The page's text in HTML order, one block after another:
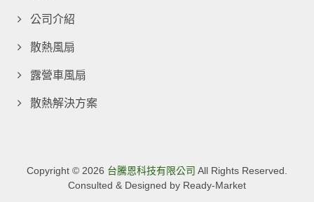
公司介紹
散熱風扇
露營車風扇
散熱解決方案
Copyright © 2026 台騰恩科技有限公司 All Rights Reserved.
Consulted & Designed by Ready-Market